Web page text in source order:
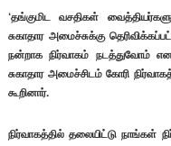
‘தங்குமிட வசதிகள்
சுகாதார அமைச்சுக்கு
நன்றாக நிர்வாகம் நடத்துவோம்
சுகாதார அமைச்சிடம் கோரி
கூறினார்.
நிர்வாகத்தில் தலையிட்டு நாங்கள்